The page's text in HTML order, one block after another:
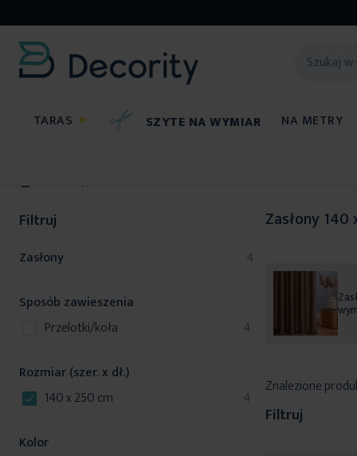
TARAS ☀ SZYTE NA WYMIAR NA METRY
Zasłony
Zasłony
Znalezione
Filtruj
Filtruj
Zasłony 4
produkty
Sposób zawieszenia
przelotki/koła
4
produkty
Rozmiar (szer. x dł.)
140 x 250 cm
4
produkty
Kolor